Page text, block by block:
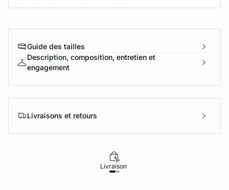
Guide des tailles
Description, composition, entretien et
engagement
Livraisons et retours
Livraison